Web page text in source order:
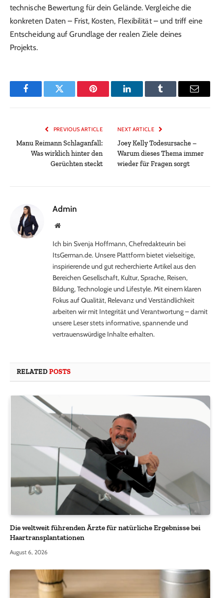
technische Bewertung für dein Gelände. Vergleiche die
konkreten Daten – Frist, Kosten, Flexibilität – und triff eine
Entscheidung auf Grundlage der realen Ziele deines
Projekts.
FacebookTwitter Pinterest LinkedInTumblr Email
PREVIOUS ARTICLE
Manu Reimann Schlaganfall:
Was wirklich hinter den
Gerüchten steckt
NEXT ARTICLE
Joey Kelly Todesursache –
Warum dieses Thema immer
wieder für Fragen sorgt
Admin
Website
Ich bin Svenja Hoffmann, Chefredakteurin bei
ItsGerman.de. Unsere Plattform bietet vielseitige,
inspirierende und gut recherchierte Artikel aus den
Bereichen Gesellschaft, Kultur, Sprache, Reisen,
Bildung, Technologie und Lifestyle. Mit einem klaren
Fokus auf Qualität, Relevanz und Verständlichkeit
arbeiten wir mit Integrität und Verantwortung – damit
unsere Leser stets informative, spannende und
vertrauenswürdige Inhalte erhalten.
RELATEDPOSTS
Die weltweit führenden Ärzte für natürliche Ergebnisse bei
Haartransplantationen
August 6, 2026